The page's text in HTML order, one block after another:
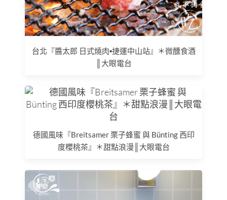
台北『醬太郎 日式燒肉▪捷運中山站』＊微醺食酒
║大眼電台
德國風味『Breitsamer 栗子蜂蜜 與 Bünting 西印
度櫻桃茶』＊甜點浪漫║大眼電台